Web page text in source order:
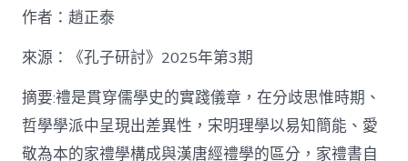
空
間】
從
簡
作者：趙正泰
來源：《孔子研討》2025年第3期
摘要:禮是貫穿儒學史的實踐儀章，在分歧思惟時期、
哲學學派中呈現出差異性，宋明理學以易知簡能、愛
敬為本的家禮學構成與漢唐經禮學的區分，家禮書自